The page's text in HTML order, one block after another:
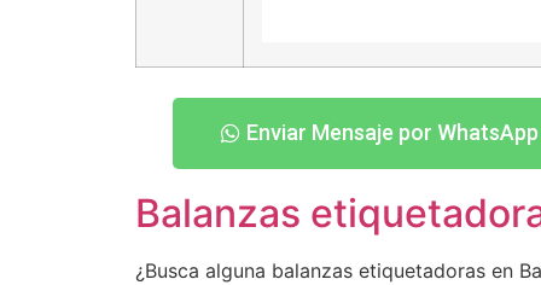
Enviar Mensaje por WhatsApp
Balanzas
¿Busca alguna balanzas etiquetadoras en